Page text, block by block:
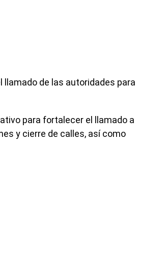
llamado de las autoridades para
para fortalecer el llamado a
y cierre de calles, así como